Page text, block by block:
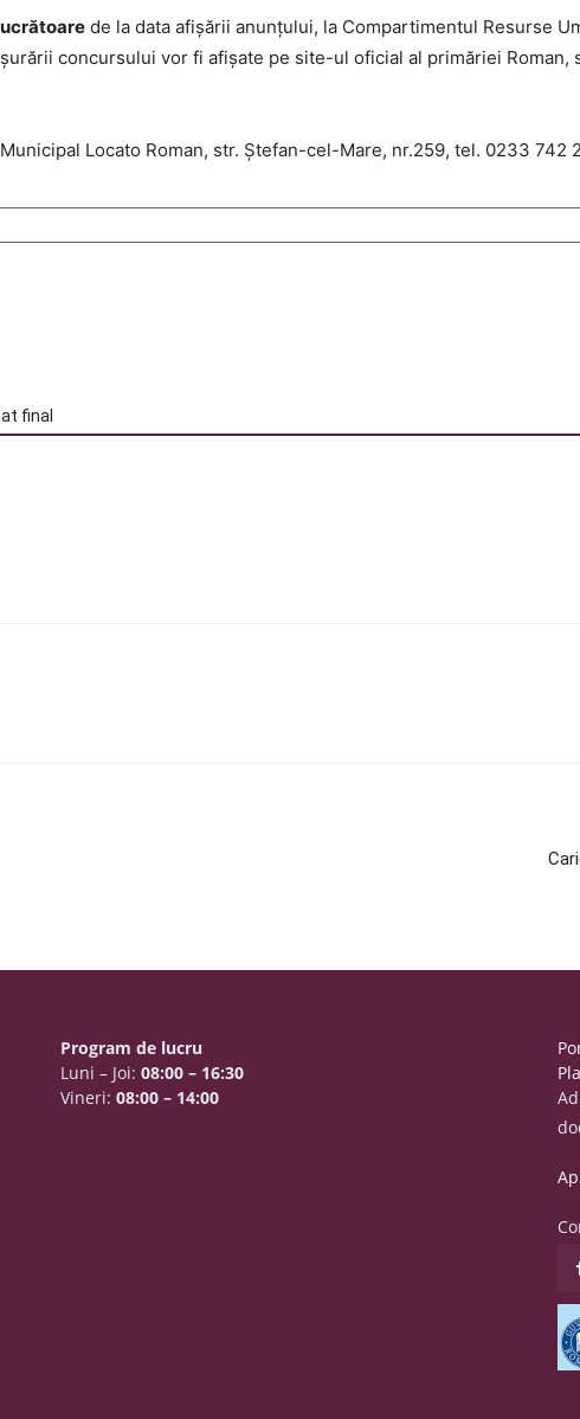
de la data afişării anunţului, la Compartimentul Resurse
concursului vor fi afişate pe site-ul oficial al primăriei Roman,
Locato Roman, str. Ştefan-cel-Mare, nr.259, tel. 0233 742
final
Program de lucru
Luni – Joi:08:00 – 16:30
Vineri:08:00 – 14:00